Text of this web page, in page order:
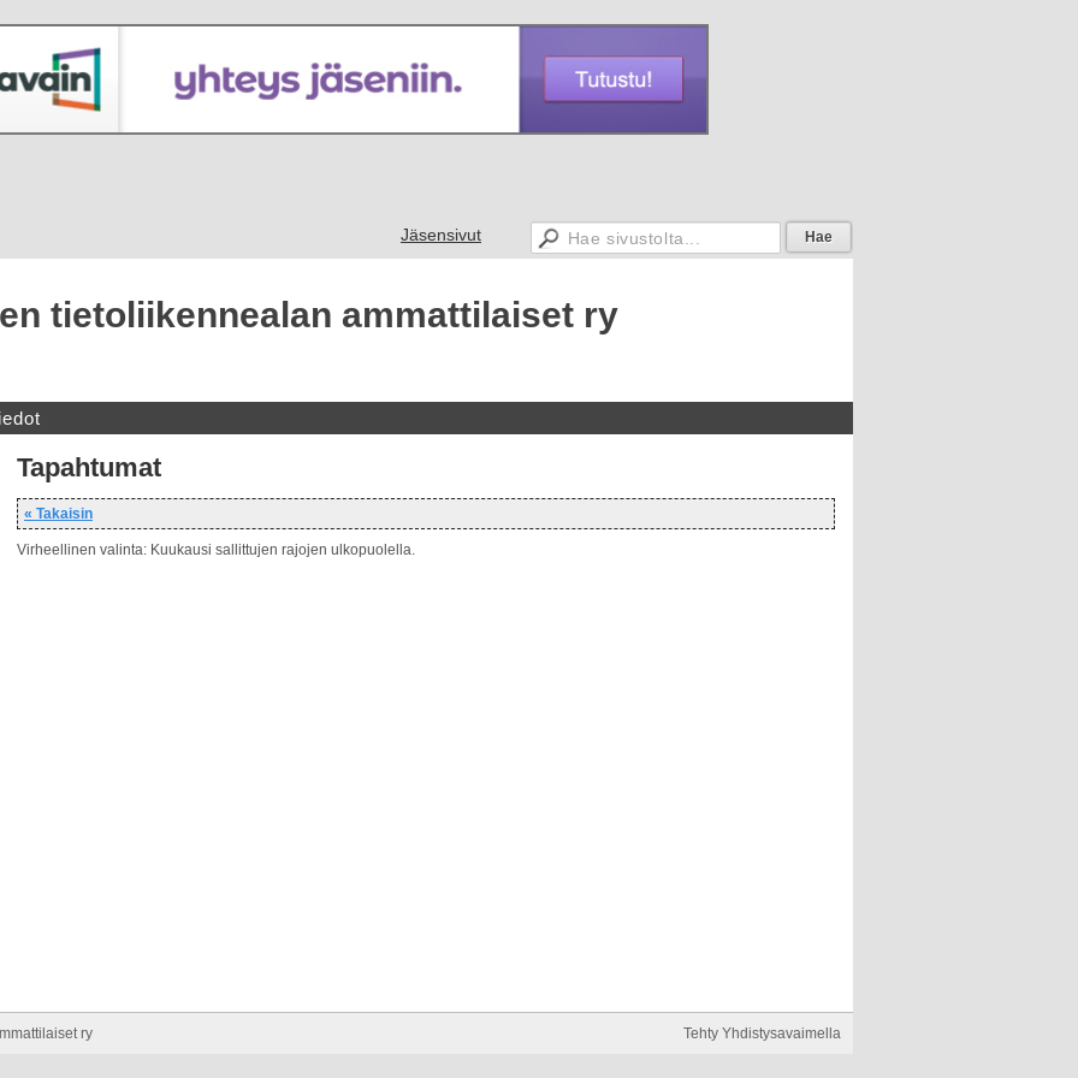
Jäsensivut
tietoliikennealan ammattilaiset ry
Tapahtumat
« Takaisin
Virheellinen valinta: Kuukausi sallittujen rajojen ulkopuolella.
Tehty Yhdistysavaimella
ry